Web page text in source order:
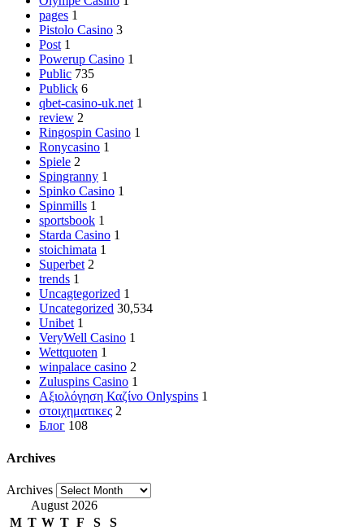
pages 1
Pistolo Casino 3
Post 1
Powerup Casino 1
Public 735
Publick 6
qbet-casino-uk.net 1
review 2
Ringospin Casino 1
Ronycasino 1
Spiele 2
Spingranny 1
Spinko Casino 1
Spinmills 1
sportsbook 1
Starda Casino 1
stoichimata 1
Superbet 2
trends 1
Uncagtegorized 1
Uncategorized 30,534
Unibet 1
VeryWell Casino 1
Wettquoten 1
winpalace casino 2
Zuluspins Casino 1
Αξιολόγηση Καζίνο Onlyspins 1
στοιχηματικες 2
Блог 108
Archives
Archives
August 2026
M T W T F S
S